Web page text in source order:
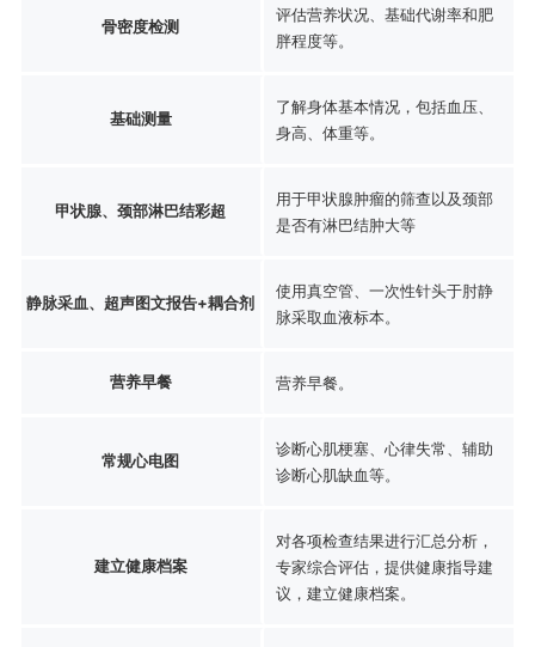
骨密度检测
评估营养状况、基础代谢率和肥
胖程度等。
基础测量
了解身体基本情况，包括血压、
身高、体重等。
甲状腺、颈部淋巴结彩超
用于甲状腺肿瘤的筛查以及颈部
是否有淋巴结肿大等
静脉采血、超声图文报告+耦合剂
使用真空管、一次性针头于肘静
脉采取血液标本。
营养早餐 营养早餐。
常规心电图
诊断心肌梗塞、心律失常、辅助
诊断心肌缺血等。
建立健康档案
对各项检查结果进行汇总分析，
专家综合评估，提供健康指导建
议，建立健康档案。